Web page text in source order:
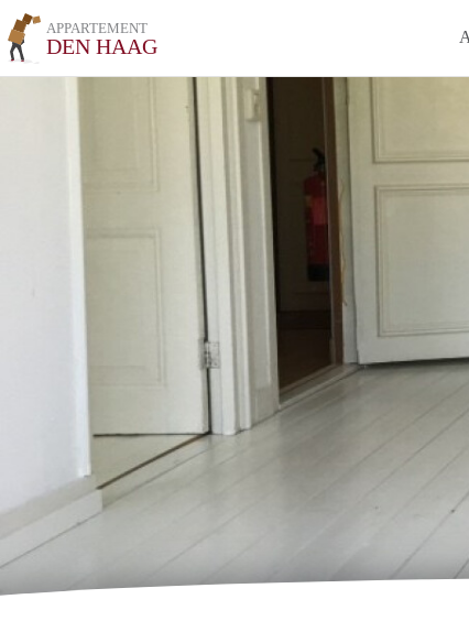
APPARTEMENT
DEN HAAG